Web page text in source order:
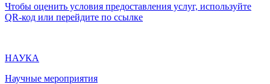
Чтобы оценить условия предоставления услуг, используйте
QR-код или перейдите по ссылке
НАУКА
Научные мероприятия